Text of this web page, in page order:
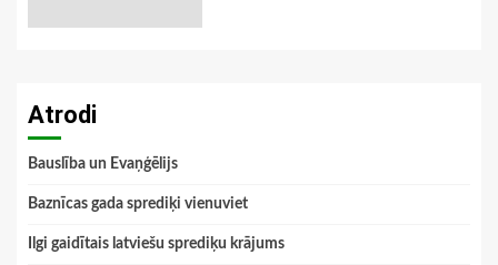
Atrodi
Bauslība un Evaņģēlijs
Baznīcas gada sprediķi vienuviet
Ilgi gaidītais latviešu sprediķu krājums